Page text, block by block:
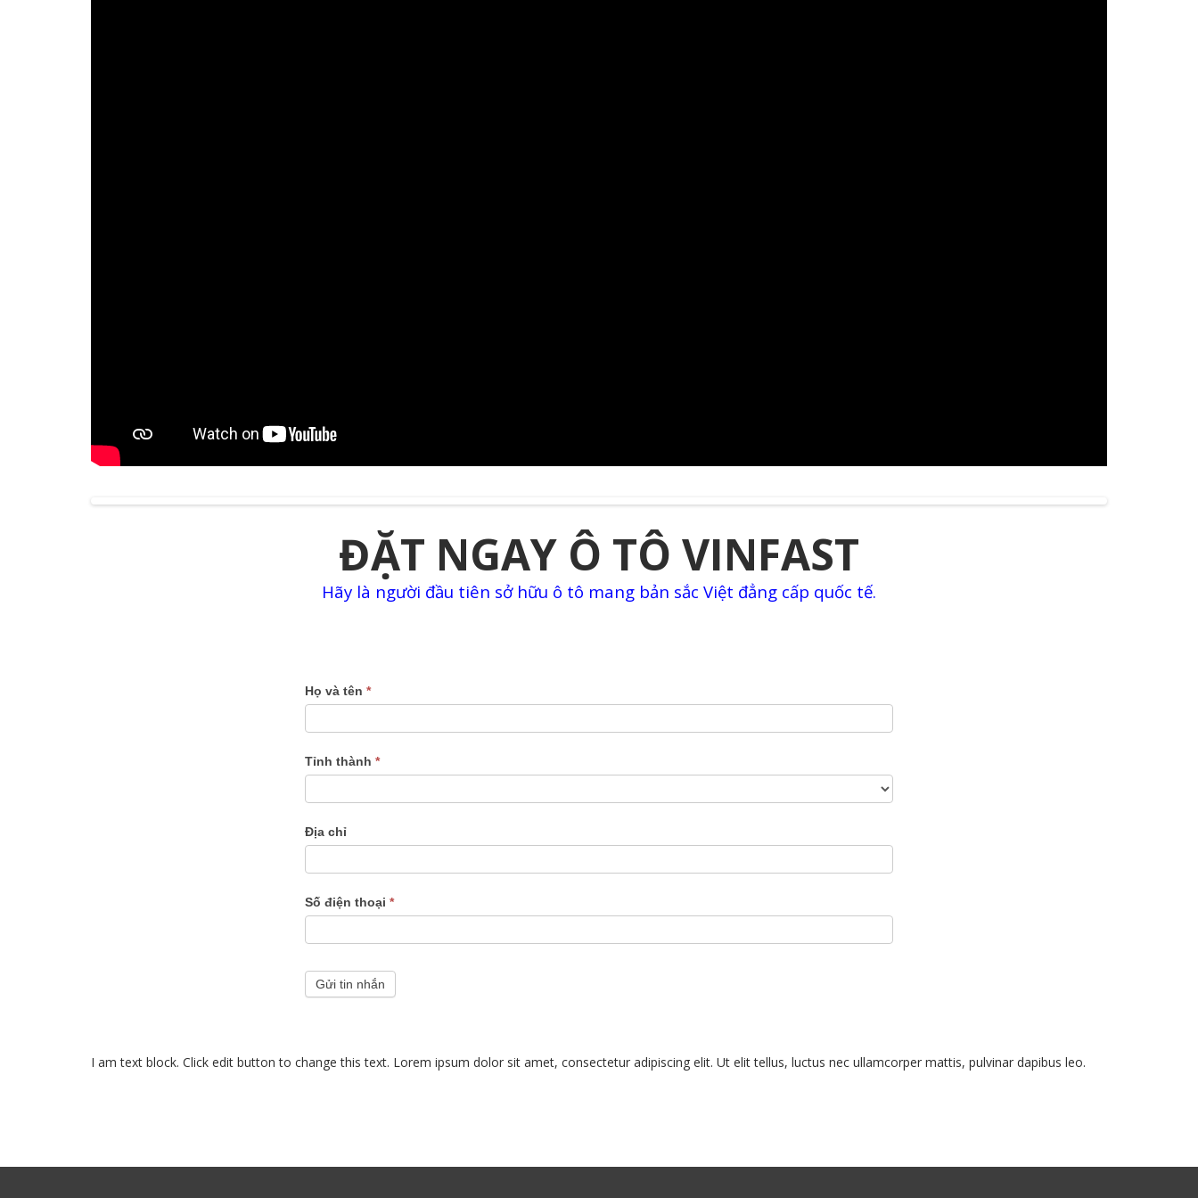
ĐẶT NGAY Ô TÔ VINFAST
Hãy là người đầu tiên sở hữu ô tô mang bản sắc Việt đẳng cấp quốc tế.
Dat
truoc
oto
điện
Họ và tên *
Tỉnh thành *
Địa chỉ
Số điện thoại *
Gửi tin nhắn
I am text block. Click edit button to change this text. Lorem ipsum dolor sit amet, consectetur adipiscing elit. Ut elit tellus, luctus nec ullamcorper mattis, pulvinar dapibus leo.